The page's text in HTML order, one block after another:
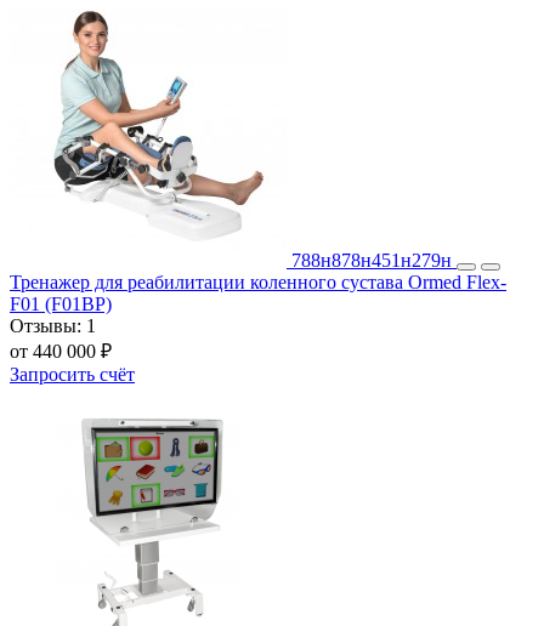
788н878н451н279н
Тренажер для реабилитации коленного сустава Ormed Flex-
F01 (F01BP)
Отзывы: 1
от 440 000 ₽
Запросить счёт